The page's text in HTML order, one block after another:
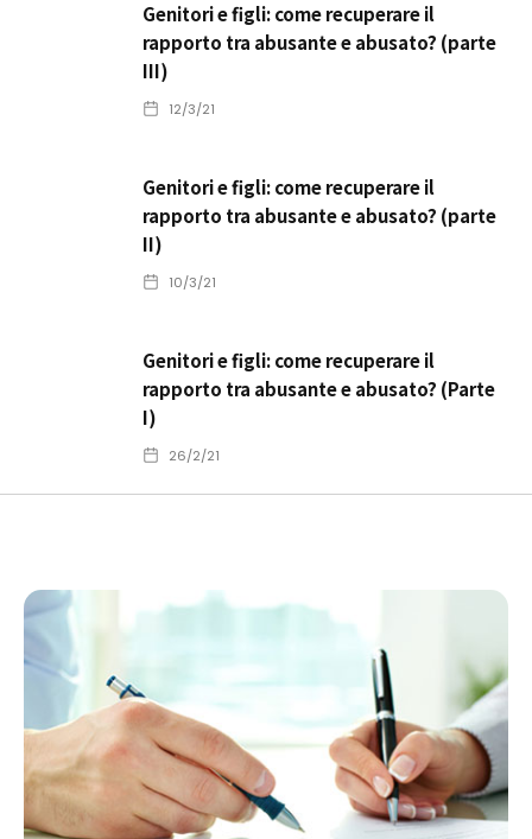
Genitori e figli: come recuperare il
rapporto tra abusante e abusato? (parte
III)
12/3/21
Genitori e figli: come recuperare il
rapporto tra abusante e abusato? (parte
II)
10/3/21
Genitori e figli: come recuperare il
rapporto tra abusante e abusato? (Parte
I)
26/2/21